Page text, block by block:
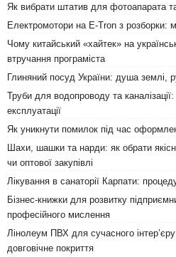
Як вибрати штатив для фотоапарата
Електромотори на E-Tron з розборки:
Чому китайський «хайтек» на
втручання програміста
Глиняний посуд України: душа землі,
Труби для водопроводу та
експлуатації
Як уникнути помилок під час
Шахи, шашки та нарди: як обрати
чи оптової закупівлі
Лікування в санаторії Карпати:
Бізнес-книжки для розвитку
професійного мислення
Лінолеум ПВХ для сучасного
довговічне покриття